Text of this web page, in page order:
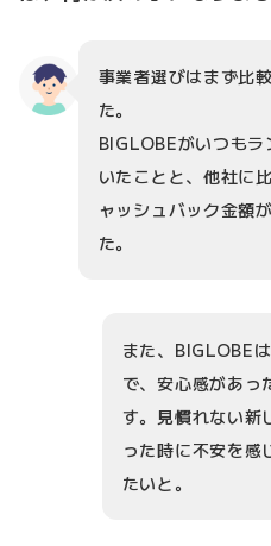
事業者選びはまず比
た。
BIGLOBEがいつも
いたことと、他社に
ャッシュバック金額
た。
また、BIGLOBE
で、安心感があっ
す。見慣れない新
った時に不安を感
たいと。